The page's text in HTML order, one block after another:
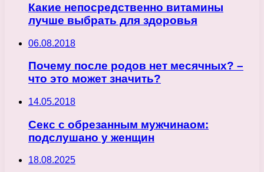
Какие непосредственно витамины
лучше выбрать для здоровья
06.08.2018
Почему после родов нет месячных? –
что это может значить?
14.05.2018
Секс с обрезанным мужчинаом:
подслушано у женщин
18.08.2025